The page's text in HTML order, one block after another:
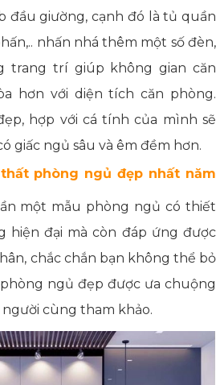
đầu giường, cạnh đó là tủ quần
nhấn nhá thêm một số đèn,
trang trí giúp không gian căn
hơn với diện tích căn phòng.
hợp với cá tính của mình sẽ
giấc ngủ sâu và êm đềm hơn.
phòng ngủ đẹp nhất năm
một mẫu phòng ngủ có thiết
hiện đại mà còn đáp ứng được
chắc chắn bạn không thể bỏ
ngủ đẹp được ưa chuộng
người cùng tham khảo.